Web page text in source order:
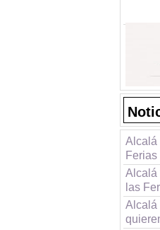
Alcalá
Ferias
Alcalá
las
Alcalá